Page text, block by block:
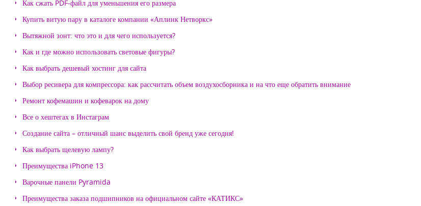
Как сжать PDF-файл для уменьшения его размера
Купить витую пару в каталоге компании «Аплинк Нетворкс»
Вытяжной зонт: что это и для чего используется?
Как и где можно использовать световые фигуры?
Как выбрать дешевый хостинг для сайта
Выбор ресивера для компрессора: как рассчитать объем воздухосборника и на что еще обратить внимание
Ремонт кофемашин и кофеварок на дому
Все о хештегах в Инстаграм
Создание сайта – отличный шанс выделить свой бренд уже сегодня!
Как выбрать щелевую лампу?
Преимущества iPhone 13
Варочные панели Pyramida
Преимущества заказа подшипников на официальном сайте «КАТИКС»